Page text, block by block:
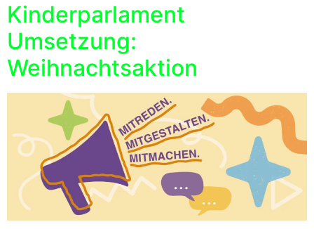
Kinderparlament
Umsetzung:
Weihnachtsaktion